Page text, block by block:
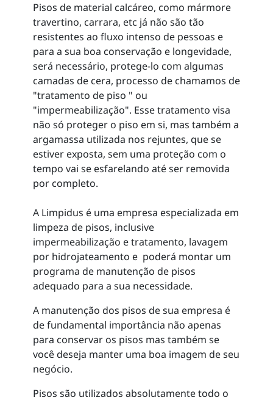
Pisos de material calcáreo, como mármore
travertino, carrara, etc já não são tão
resistentes ao fluxo intenso de pessoas e
para a sua boa conservação e longevidade,
será necessário, protege-lo com algumas
camadas de cera, processo de chamamos de
"tratamento de piso " ou
"impermeabilização". Esse tratamento visa
não só proteger o piso em si, mas também a
argamassa utilizada nos rejuntes, que se
estiver exposta, sem uma proteção com o
tempo vai se esfarelando até ser removida
por completo.
A Limpidus é uma empresa especializada em
limpeza de pisos, inclusive
impermeabilização e tratamento, lavagem
por hidrojateamento e poderá montar um
programa de manutenção de pisos
adequado para a sua necessidade.
A manutenção dos pisos de sua empresa é
de fundamental importância não apenas
para conservar os pisos mas também se
você deseja manter uma boa imagem de seu
negócio.
Pisos são utilizados absolutamente todo o